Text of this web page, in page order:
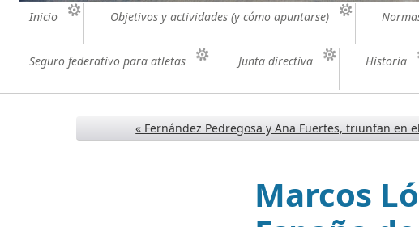
Inicio Objetivos y actividades (y cómo apuntarse)
Seguro federativo para atletas Junta directiva Historia
« Fernández Pedregosa y Ana Fuertes, triunfan en el
Marcos